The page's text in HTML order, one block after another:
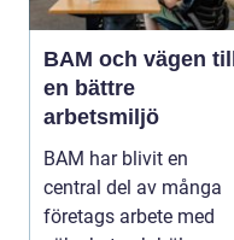
BAM och vägen till
en bättre
arbetsmiljö
BAM har blivit en
central del av många
företags arbete med